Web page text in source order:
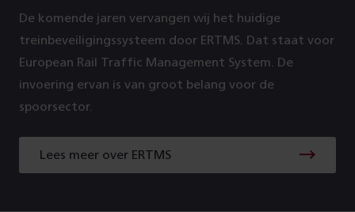
De komende jaren vervangen wij het huidige
treinbeveiligingssysteem door ERTMS. Dat staat voor
European Rail Traffic Management System. De
invoering ervan is van groot belang voor de
spoorsector.
Lees meer over ERTMS